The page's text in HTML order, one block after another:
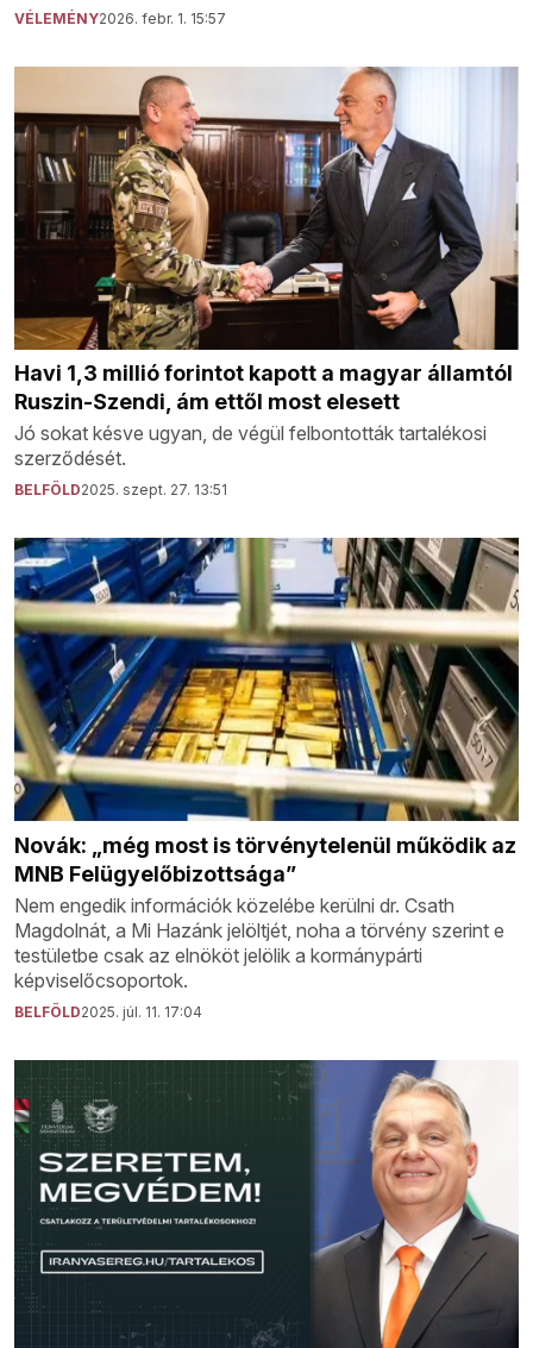
VÉLEMÉNY2026. febr. 1. 15:57
Havi 1,3 millió forintot kapott a magyar államtól
Ruszin-Szendi, ám ettől most elesett
Jó sokat késve ugyan, de végül felbontották tartalékosi
szerződését.
BELFÖLD2025. szept. 27. 13:51
Novák: „még most is törvénytelenül működik az
MNB Felügyelőbizottsága”
Nem engedik információk közelébe kerülni dr. Csath
Magdolnát, a Mi Hazánk jelöltjét, noha a törvény szerint e
testületbe csak az elnököt jelölik a kormánypárti
képviselőcsoportok.
BELFÖLD2025. júl. 11. 17:04